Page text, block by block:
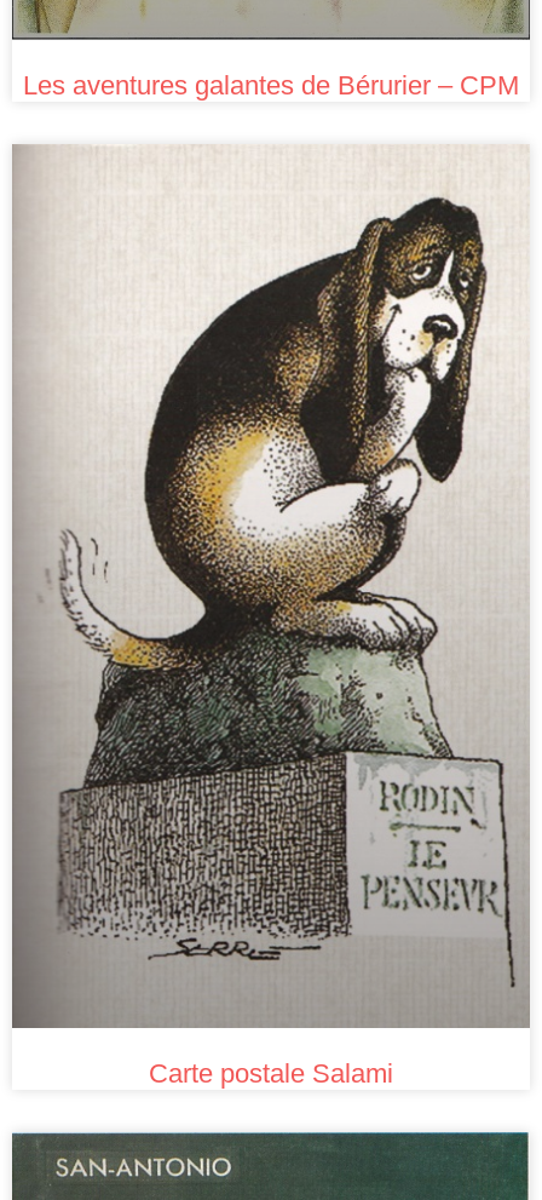
Les aventures galantes de Bérurier – CPM
Carte postale Salami